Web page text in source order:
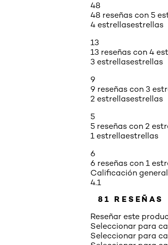
48
48 reseñas con 5
4 estrellasestrellas
13
13 reseñas con 4
3 estrellasestrellas
9
9 reseñas con 3
2 estrellasestrellas
5
5 reseñas con 2
1 estrellaestrellas
6
6 reseñas con 1
Calificación general
4.1
81 RESEÑAS
Reseñar este
Seleccionar para
Seleccionar para